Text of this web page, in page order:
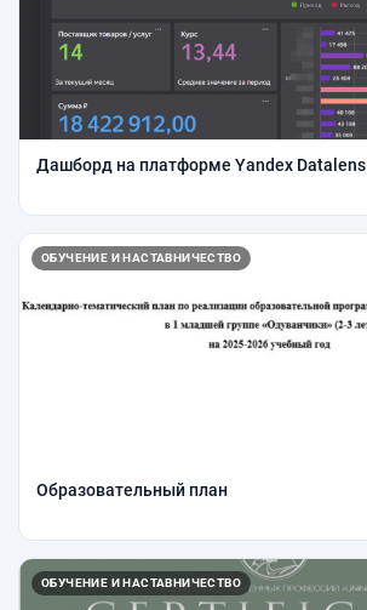
Дашборд на платформе Yandex Datalens
ОБУЧЕНИЕ И НАСТАВНИЧЕСТВО
Образовательный план
ОБУЧЕНИЕ И НАСТАВНИЧЕСТВО